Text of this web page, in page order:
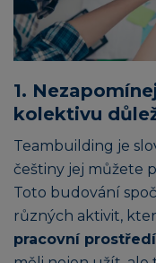
1.
kolektivu
Teambuilding je
češtiny jej můžete
Toto budování
různých aktivit,
pracovní prostředí